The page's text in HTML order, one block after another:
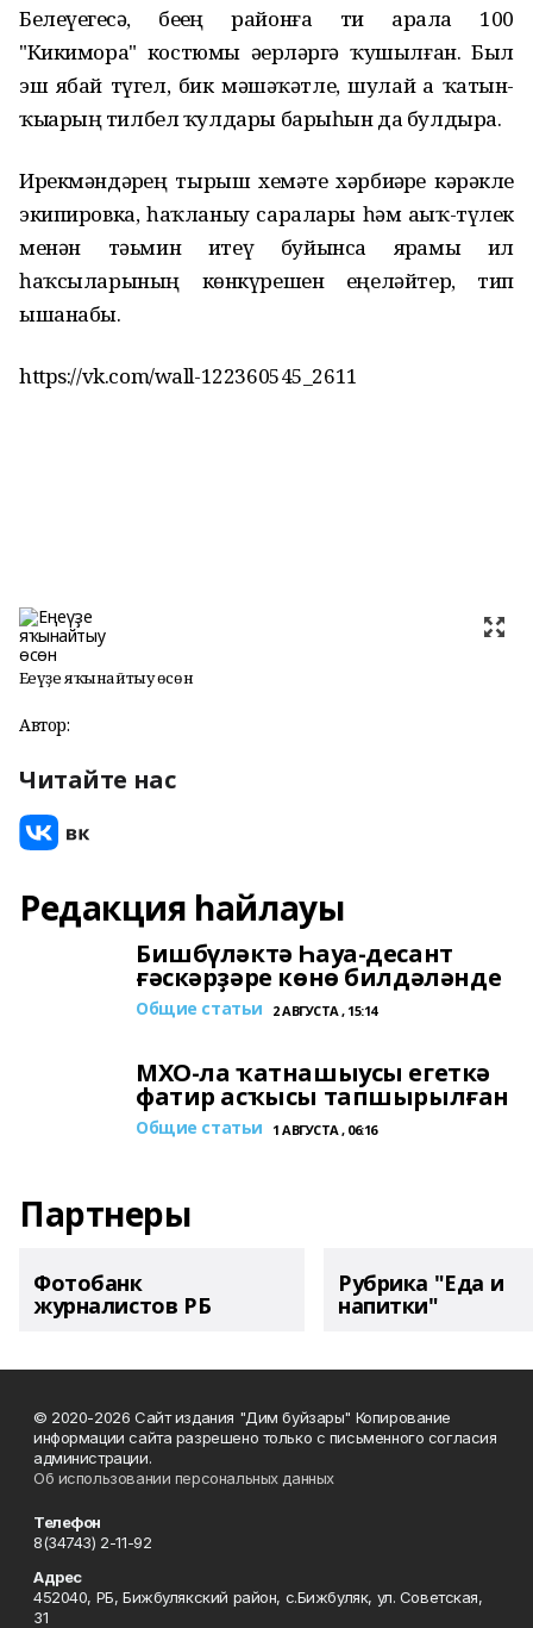
Белеүегеҙсә, беҙҙең районға тиҙ арала 100
"Кикимора" костюмы әҙерләргә ҡушылған. Был
эш ябай түгел, бик мәшәҡәтле, шулай ҙа ҡатын-
ҡыҙҙарҙың тилбел ҡулдары барыһын да булдыра.
Ирекмәндәрҙең тырыш хеҙмәте хәрбиҙәрҙе кәрәкле
экипировка, һаҡланыу саралары һәм аҙыҡ-түлек
менән тәьмин итеү буйынса ярҙамы ил
һаҡсыларының көнкүрешен еңеләйтер, тип
ышанабыҙ.
https://vk.com/wall-122360545_2611
Еңеүҙе яҡынайтыу өсөн
Автор:
Читайте нас
Редакция һайлауы
Бишбүләктә Һауа-десант
ғәскәрҙәре көнө билдәләнде
Общие статьи 2 АВГУСТА , 15:14
МХО-ла ҡатнашыусы егеткә
фатир асҡысы тапшырылған
Общие статьи 1 АВГУСТА , 06:16
Партнеры
Фотобанк
журналистов РБ
Рубрика "Еда и
напитки"
© 2020-2026 Сайт издания "Дим буйзары" Копирование
информации сайта разрешено только с письменного согласия
администрации.
Об использовании персональных данных
Телефон
8(34743) 2-11-92
Адрес
452040, РБ, Бижбулякский район, с.Бижбуляк, ул. Советская,
31